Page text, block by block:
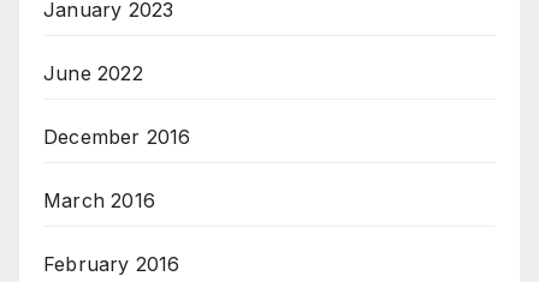
January 2023
June 2022
December 2016
March 2016
February 2016